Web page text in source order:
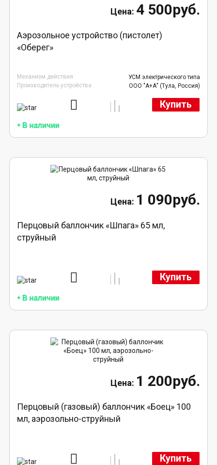
4 500руб.
Аэрозольное устройство (пистолет)
«Оберег»
Механизм действия
УСМ электрического типа
Производитель устройства
ООО "А+А" (Тула, Россия)
Купить
1 090руб.
Перцовый баллончик «Шпага» 65 мл,
струйный
Купить
1 200руб.
Перцовый (газовый) баллончик «Боец» 100
мл, аэрозольно-струйный
Купить